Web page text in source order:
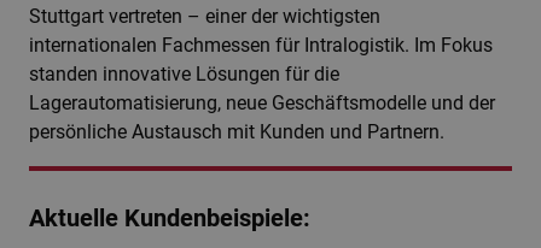
Stuttgart vertreten – einer der wichtigsten
internationalen Fachmessen für Intralogistik. Im Fokus
standen innovative Lösungen für die
Lagerautomatisierung, neue Geschäftsmodelle und der
persönliche Austausch mit Kunden und Partnern.
Aktuelle Kundenbeispiele: